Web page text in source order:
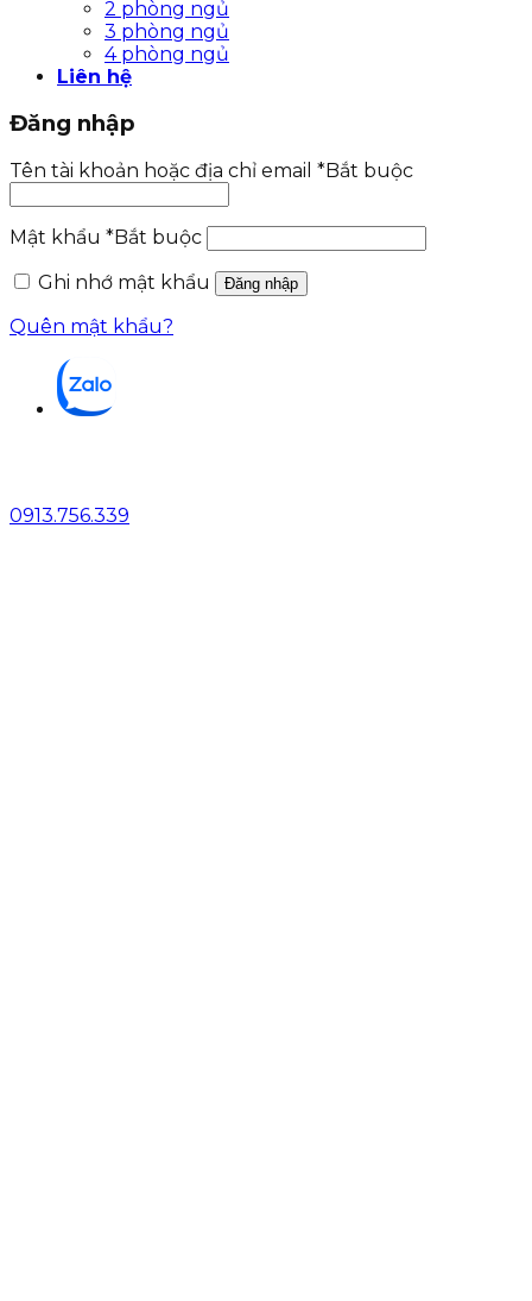
2 phòng ngủ
3 phòng ngủ
4 phòng ngủ
Liên hệ
Đăng nhập
Tên tài khoản hoặc địa chỉ email *Bắt buộc
Mật khẩu *Bắt buộc
Ghi nhớ mật khẩu
Đăng nhập
Quên mật khẩu?
0913.756.339